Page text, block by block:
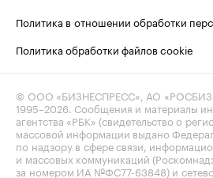
Политика в отношении обработки
Политика обработки файлов cookie
© ООО «БИЗНЕСПРЕСС», АО
1995–2026 . Сообщения и материалы
агентства «РБК» (свидетельство о
массовой информации выдано
по надзору в сфере связи,
и массовых коммуникаций
за номером ИА №ФС77-63848) и